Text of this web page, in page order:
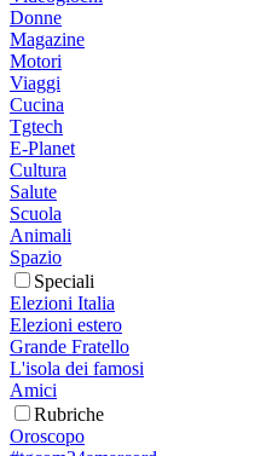
Donne
Magazine
Motori
Viaggi
Cucina
Tgtech
E-Planet
Cultura
Salute
Scuola
Animali
Spazio
Speciali
Elezioni Italia
Elezioni estero
Grande Fratello
L'isola dei famosi
Amici
Rubriche
Oroscopo